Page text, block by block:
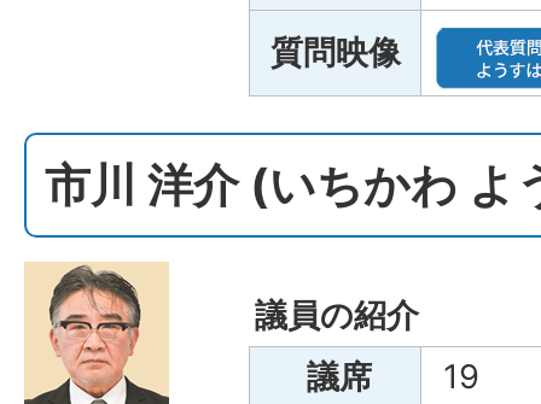
質問映像
市川 洋介 (いちかわ よ
議員の紹介
議席
19